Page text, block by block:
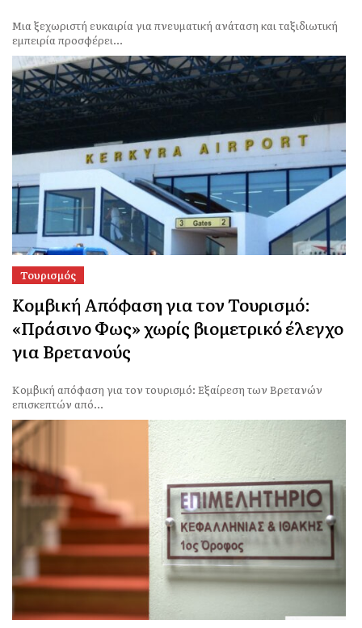
Μια ξεχωριστή ευκαιρία για πνευματική ανάταση και ταξιδιωτική
εμπειρία προσφέρει...
Τουρισμός
Κομβική Απόφαση για τον Τουρισμό:
«Πράσινο Φως» χωρίς βιομετρικό έλεγχο
για Βρετανούς
Κομβική απόφαση για τον τουρισμό: Εξαίρεση των Βρετανών
επισκεπτών από...